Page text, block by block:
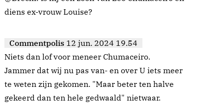
diens ex-vrouw Louise?
Commentpolis 12 jun. 2024 19.54
Niets dan lof voor meneer Chumaceiro.
Jammer dat wij nu pas van- en over U iets meer
te weten zijn gekomen. "Maar beter ten halve
gekeerd dan ten hele gedwaald" nietwaar.